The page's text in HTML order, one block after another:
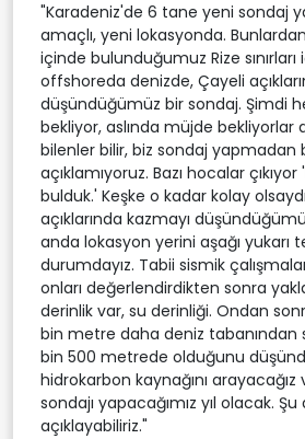
"Karadeniz'de 6 tane yeni sondaj
amaçlı, yeni lokasyonda.
içinde bulunduğumuz Rize sınırları
offshoreda denizde, Çayeli
düşündüğümüz bir sondaj. Şimdi
bekliyor, aslında müjde bekliyorlar
bilenler bilir, biz sondaj yapmadan
açıklamıyoruz. Bazı hocalar
bulduk.' Keşke o kadar kolay
açıklarında kazmayı
anda lokasyon yerini aşağı yukarı
durumdayız. Tabii sismik
onları değerlendirdikten sonra
derinlik var, su derinliği. Ondan
bin metre daha deniz tabanından
bin 500 metrede olduğunu
hidrokarbon kaynağını
sondajı yapacağımız yıl olacak.
açıklayabiliriz."